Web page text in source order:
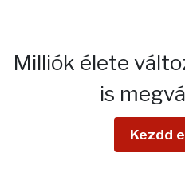
Milliók élete
is
Kezdd